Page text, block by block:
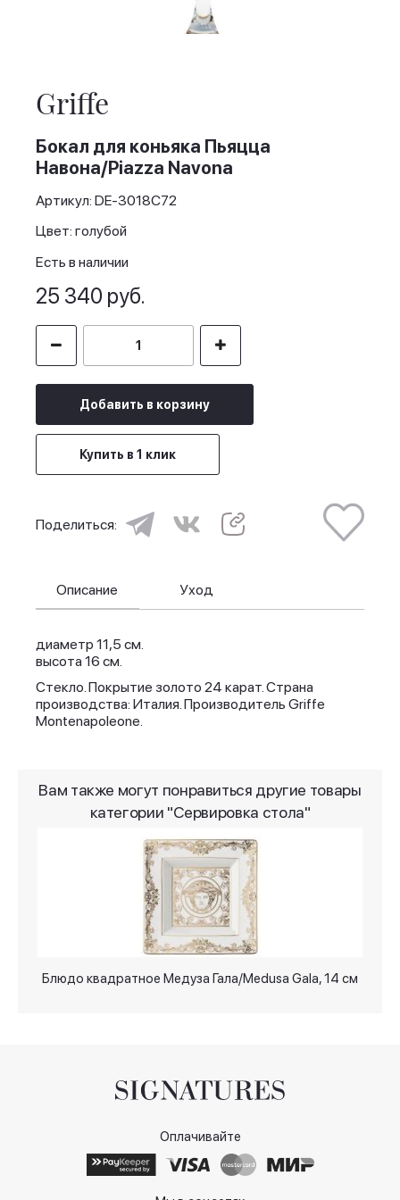
beginning
of
the
images
gallery
Griffe
Бокал для коньяка Пьяцца
Навона/Piazza Navona
Артикул: DE-3018C72
Цвет: голубой
Есть в наличии
25 340 руб.
Добавить в корзину
Купить в 1 клик
Поделиться:
Описание
диаметр 11,5 см.
высота 16 см.
Стекло. Покрытие золото 24 карат. Страна
производства: Италия.Производитель Griffe
Montenapoleone.
Уход
Вам также могут понравиться другие товары
категории "Сервировка стола"
Блюдо квадратное Медуза Гала/Medusa Gala, 14 см
Оплачивайте